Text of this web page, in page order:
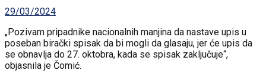
29/03/2024
„Pozivam pripadnike nacionalnih manjina da nastave upis u
poseban birački spisak da bi mogli da glasaju, jer će upis da
se obnavlja do 27. oktobra, kada se spisak zaključuje“,
objasnila je Čomić.